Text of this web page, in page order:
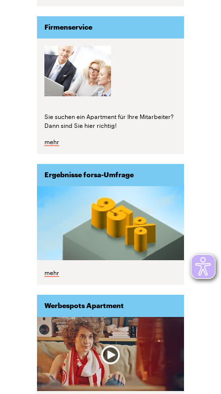
Firmenservice
Sie suchen ein Apartment für Ihre Mitarbeiter?
Dann sind Sie hier richtig!
mehr
Ergebnisse forsa-Umfrage
mehr
Werbespots Apartment